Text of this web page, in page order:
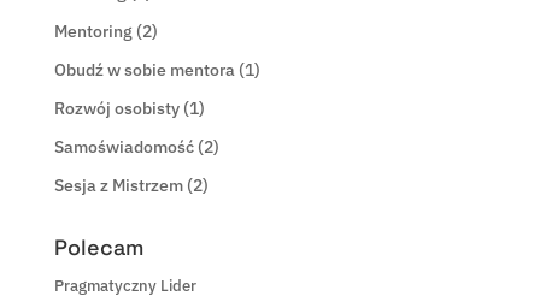
Mentoring (2)
Obudź w sobie mentora(1)
Rozwój osobisty(1)
Samoświadomość(2)
Sesja z Mistrzem(2)
Polecam
Pragmatyczny Lider